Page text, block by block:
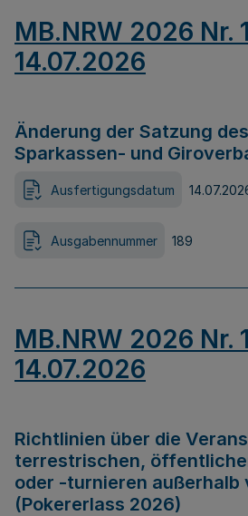
MB.NRW 2026 Nr.
14.07.2026
Änderung der Satzung
Sparkassen- und
Ausfertigungsdatum
Ausgabennummer 189
MB.NRW 2026 Nr.
14.07.2026
Richtlinien über die
terrestrischen,
oder -turnieren außerhalb
(Pokererlass 2026)